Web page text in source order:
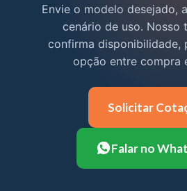
Envie o modelo desejado,
cenário de uso. Nosso
confirma disponibilidade,
opção entre compra
Solicitar
Falar no